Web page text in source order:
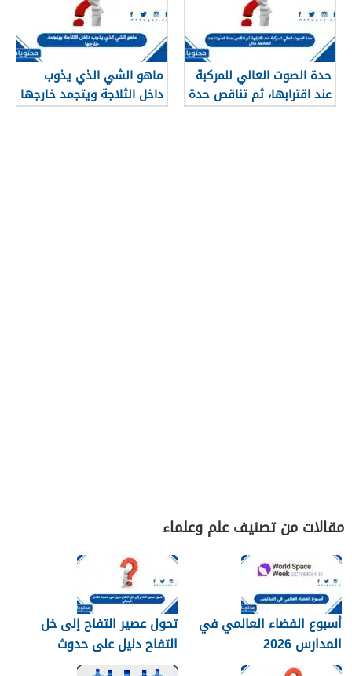
حدة الصوت العالي للمركبة
عند اقترابها، ثم تناقص حدة
الصوت عند ابتعادها، مثال
ماهو الشي الذي يذوب
داخل الثلاجة ويتجمد خارجها
مقالات من تصنيف علم وعلماء
أسبوع الفضاء العالمي في
المدارس 2026
تحول عصير التفاح إلى خل
التفاح دليل على حدوث
تفاعل كيميائي.